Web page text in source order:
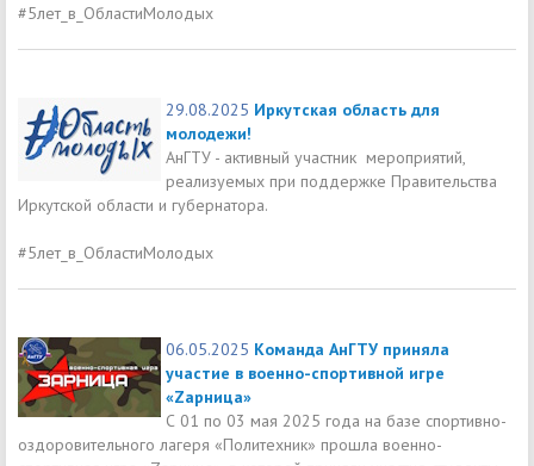
#5лет_в_ОбластиМолодых
29.08.2025 Иркутская область для
молодежи!
АнГТУ - активный участник мероприятий,
реализуемых при поддержке Правительства
Иркутской области и губернатора.
#5лет_в_ОбластиМолодых
06.05.2025 Команда АнГТУ приняла
участие в военно-спортивной игре
«Zарница»
С 01 по 03 мая 2025 года на базе спортивно-
оздоровительного лагеря «Политехник» прошла военно-